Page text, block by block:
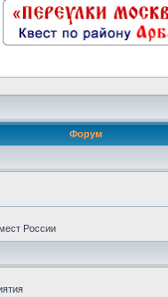
Форум
России